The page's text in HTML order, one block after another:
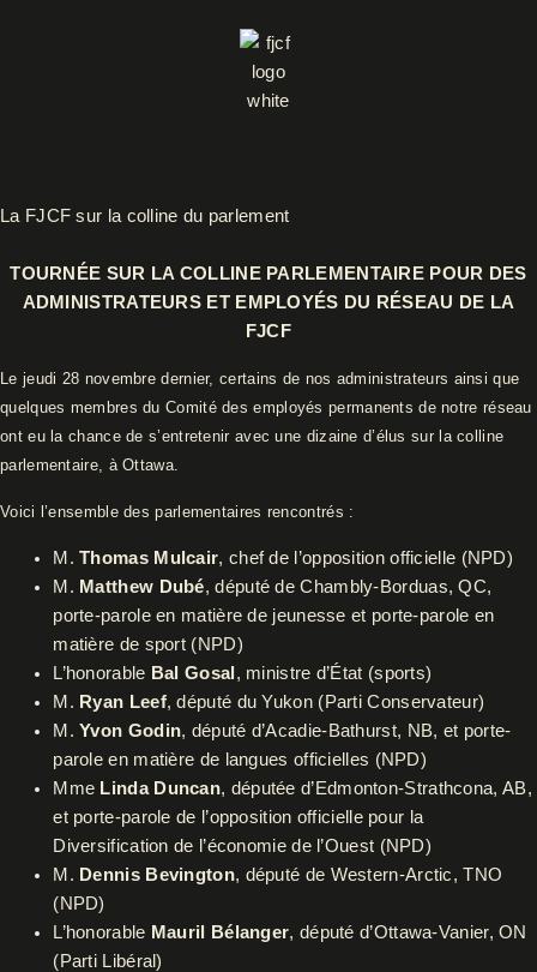
La FJCF sur la colline du parlement
TOURNÉE SUR LA COLLINE PARLEMENTAIRE POUR DES
ADMINISTRATEURS ET EMPLOYÉS DU RÉSEAU DE LA
FJCF
Le jeudi 28 novembre dernier, certains de nos administrateurs ainsi que
quelques membres du Comité des employés permanents de notre réseau
ont eu la chance de s’entretenir avec une dizaine d’élus sur la colline
parlementaire, à Ottawa.
Voici l’ensemble des parlementaires rencontrés :
M.Thomas Mulcair, chef de l’opposition officielle (NPD)
M. Matthew Dubé, député de Chambly-Borduas, QC,
porte-parole en matière de jeunesse et porte-parole en
matière de sport (NPD)
L’honorable Bal Gosal , ministre d’État (sports)
M. Ryan Leef, député du Yukon (Parti Conservateur)
M.Yvon Godin, député d’Acadie-Bathurst, NB, et porte-
parole en matière de langues officielles (NPD)
Mme Linda Duncan, députée d’Edmonton-Strathcona, AB,
et porte-parole de l’opposition officielle pour la
Diversification de l’économie de l’Ouest (NPD)
M. Dennis Bevington, député de Western-Arctic, TNO
(NPD)
L’honorable Mauril Bélanger, député d’Ottawa-Vanier, ON
(Parti Libéral)